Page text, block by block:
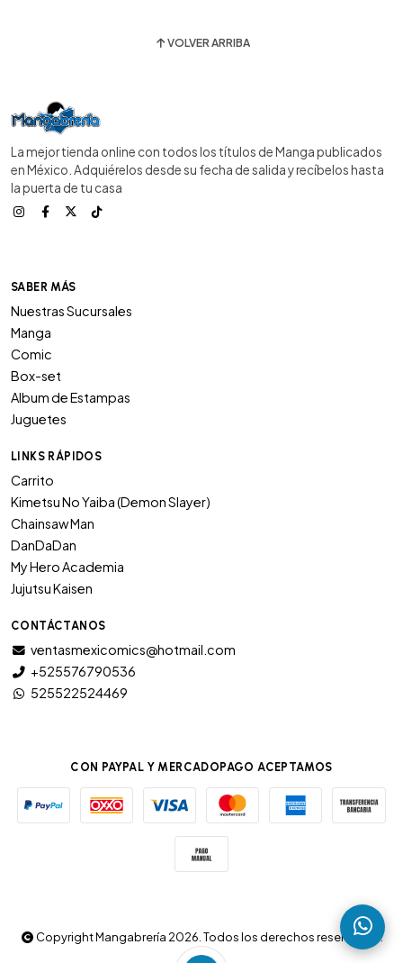
VOLVER ARRIBA
La mejor tienda online con todos los títulos de Manga publicados
en México. Adquiérelos desde su fecha de salida y recíbelos hasta
la puerta de tu casa
SABER MÁS
Nuestras Sucursales
Manga
Comic
Box-set
Album de Estampas
Juguetes
LINKS RÁPIDOS
Carrito
Kimetsu No Yaiba (Demon Slayer)
Chainsaw Man
DanDaDan
My Hero Academia
Jujutsu Kaisen
CONTÁCTANOS
ventasmexicomics@hotmail.com
+525576790536
525522524469
CON PAYPAL Y MERCADOPAGO ACEPTAMOS
Copyright Mangabrería 2026. Todos los derechos reservados.